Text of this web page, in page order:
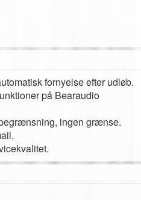
fornyelse efter udløb.
på Bearaudio
ingen grænse.